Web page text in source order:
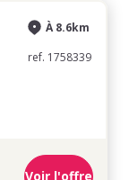
À 8.6km
ref. 1758339
Voir l'offre